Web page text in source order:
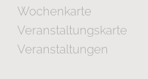
Wochenkarte
Veranstaltungskarte
Veranstaltungen